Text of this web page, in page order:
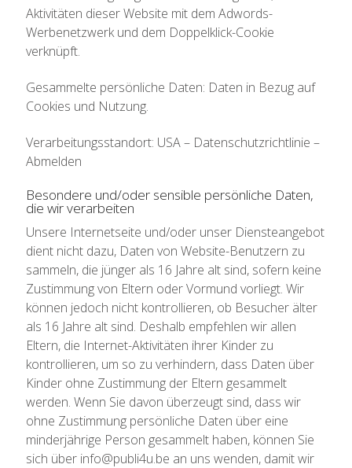
Aktivitäten dieser Website mit dem Adwords-
Werbenetzwerk und dem Doppelklick-Cookie
verknüpft.
Gesammelte persönliche Daten: Daten in Bezug auf
Cookies und Nutzung.
Verarbeitungsstandort: USA – Datenschutzrichtlinie –
Abmelden
Besondere und/oder sensible persönliche Daten,
die wir verarbeiten
Unsere Internetseite und/oder unser Diensteangebot
dient nicht dazu, Daten von Website-Benutzern zu
sammeln, die jünger als 16 Jahre alt sind, sofern keine
Zustimmung von Eltern oder Vormund vorliegt. Wir
können jedoch nicht kontrollieren, ob Besucher älter
als 16 Jahre alt sind. Deshalb empfehlen wir allen
Eltern, die Internet-Aktivitäten ihrer Kinder zu
kontrollieren, um so zu verhindern, dass Daten über
Kinder ohne Zustimmung der Eltern gesammelt
werden. Wenn Sie davon überzeugt sind, dass wir
ohne Zustimmung persönliche Daten über eine
minderjährige Person gesammelt haben, können Sie
sich über info@publi4u.be an uns wenden, damit wir